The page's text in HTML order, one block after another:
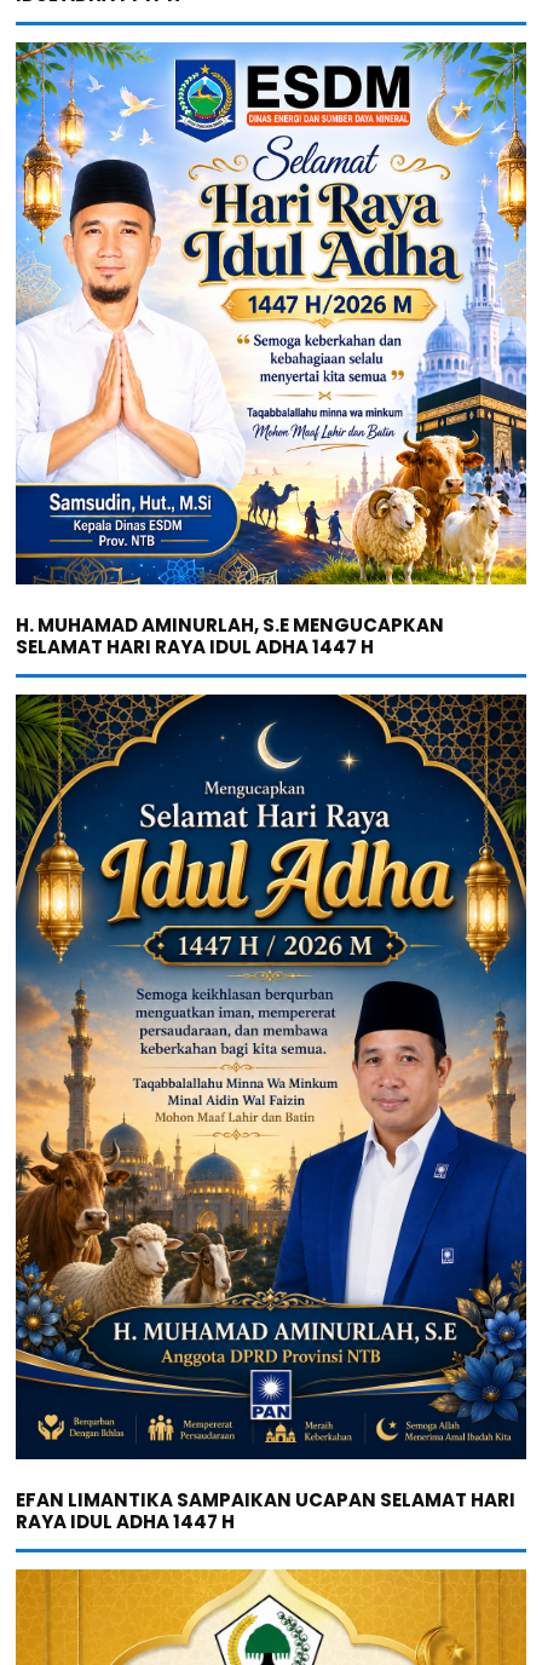
H. MUHAMAD AMINURLAH, S.E MENGUCAPKAN
SELAMAT HARI RAYA IDUL ADHA 1447 H
EFAN LIMANTIKA SAMPAIKAN UCAPAN SELAMAT HARI
RAYA IDUL ADHA 1447 H